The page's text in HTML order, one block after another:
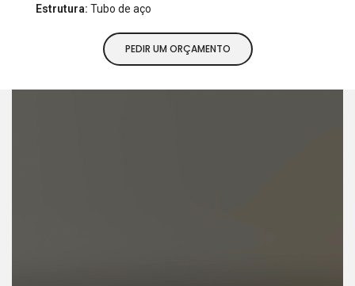
Estrutura: Tubo de aço
PEDIR UM ORÇAMENTO